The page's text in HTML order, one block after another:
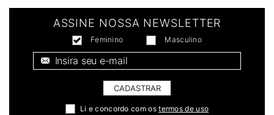
ASSINE NOSSA NEWSLETTER
Feminino Masculino
CADASTRAR
Li e concordo com ostermos de uso